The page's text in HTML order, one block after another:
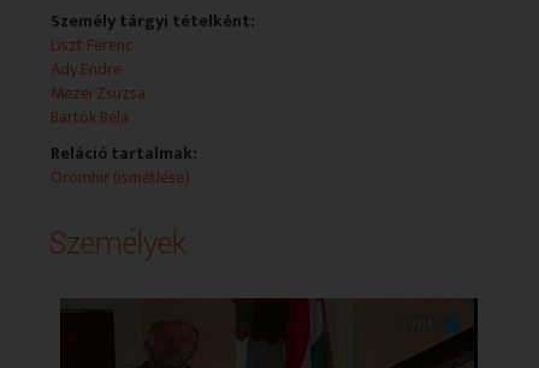
Balázs László Gábor (előadóművész)
Személy tárgyi tételként:
Liszt Ferenc
Ady Endre
Mezei Zsuzsa
Bartók Béla
Reláció tartalmak:
Örömhír (ismétlése)
Személyek